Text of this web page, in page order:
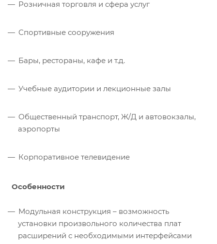
Розничная торговля и сфера услуг
Спортивные сооружения
Бары, рестораны, кафе и т.д.
Учебные аудитории и лекционные залы
Общественный транспорт, Ж/Д и автовокзалы,
аэропорты
Корпоративное телевидение
Особенности
Модульная конструкция – возможность
установки произвольного количества плат
расширений с необходимыми интерфейсами